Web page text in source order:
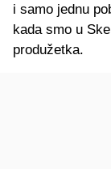
i samo jednu
kada smo u
produžetka.